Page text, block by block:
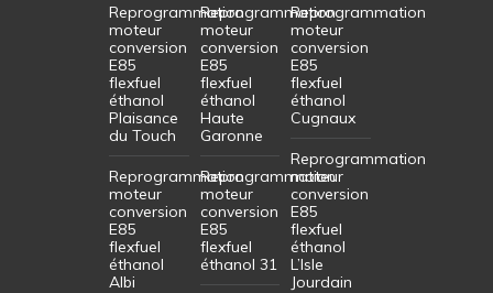
Reprogrammation
moteur
conversion
E85
flexfuel
éthanol
Plaisance
du Touch
Reprogrammation
moteur
conversion
E85
flexfuel
éthanol
Albi
Reprogrammation
moteur
conversion
E85
flexfuel
éthanol
Haute
Garonne
Reprogrammation
moteur
conversion
E85
flexfuel
éthanol 31
Reprogrammation
moteur
conversion
E85
flexfuel
éthanol
Cugnaux
Reprogrammation
moteur
conversion
E85
flexfuel
éthanol
L’Isle
Jourdain